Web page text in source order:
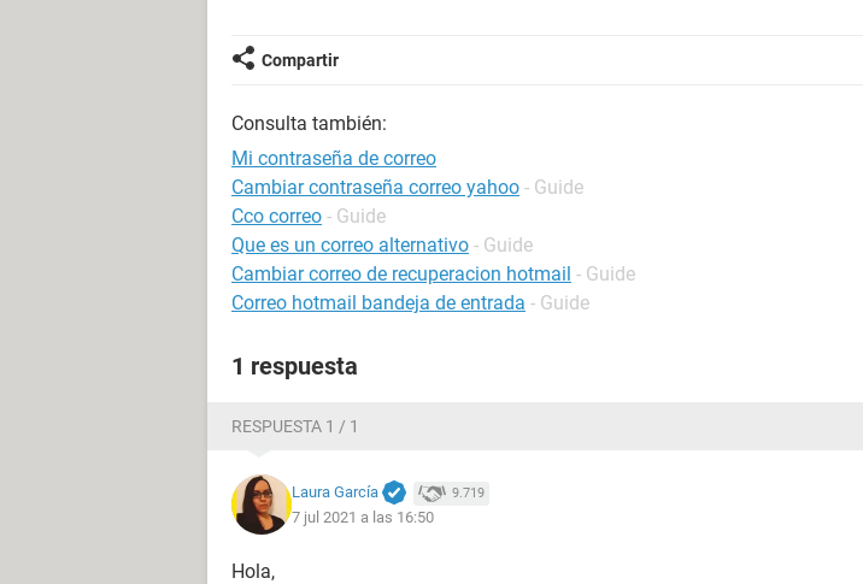
Compartir
Consulta también:
Mi contraseña de correo
Cambiar contraseña correo yahoo - Guide
Cco correo - Guide
Que es un correo alternativo - Guide
Cambiar correo de recuperacion hotmail - Guide
Correo hotmail bandeja de entrada - Guide
1 respuesta
RESPUESTA 1 / 1
Laura García 9.719
7 jul 2021 a las 16:50
Hola,